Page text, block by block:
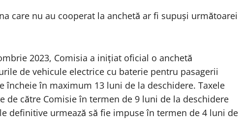
care nu au cooperat la anchetă ar fi supuși următoarei
2023, Comisia a inițiat oficial o anchetă
de vehicule electrice cu baterie pentru pasagerii
încheie în maximum 13 luni de la deschidere. Taxele
către Comisie în termen de 9 luni de la deschidere
definitive urmează să fie impuse în termen de 4 luni de